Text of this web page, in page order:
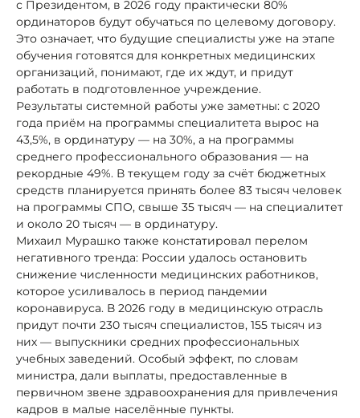
с Президентом, в 2026 году практически 80%
ординаторов будут обучаться по целевому договору.
Это означает, что будущие специалисты уже на этапе
обучения готовятся для конкретных медицинских
организаций, понимают, где их ждут, и придут
работать в подготовленное учреждение.
Результаты системной работы уже заметны: с 2020
года приём на программы специалитета вырос на
43,5%, в ординатуру — на 30%, а на программы
среднего профессионального образования — на
рекордные 49%. В текущем году за счёт бюджетных
средств планируется принять более 83 тысяч человек
на программы СПО, свыше 35 тысяч — на специалитет
и около 20 тысяч — в ординатуру.
Михаил Мурашко также констатировал перелом
негативного тренда: России удалось остановить
снижение численности медицинских работников,
которое усиливалось в период пандемии
коронавируса. В 2026 году в медицинскую отрасль
придут почти 230 тысяч специалистов, 155 тысяч из
них — выпускники средних профессиональных
учебных заведений. Особый эффект, по словам
министра, дали выплаты, предоставленные в
первичном звене здравоохранения для привлечения
кадров в малые населённые пункты.